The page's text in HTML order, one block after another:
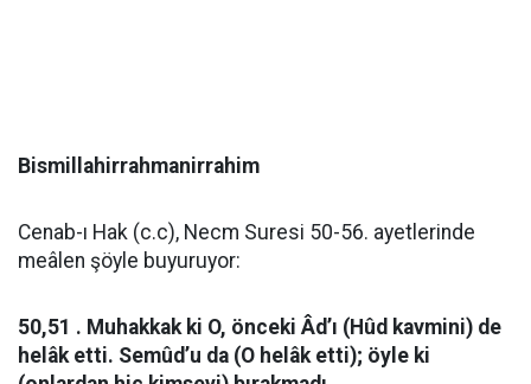
Bismillahirrahmanirrahim
Cenab-ı Hak (c.c), Necm Suresi 50-56. ayetlerinde
meâlen şöyle buyuruyor:
50,51 . Muhakkak ki O, önceki Âd’ı (Hûd kavmini) de
helâk etti. Semûd’u da (O helâk etti); öyle ki